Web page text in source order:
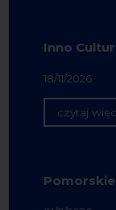
Inno
18/11/2026
czytaj